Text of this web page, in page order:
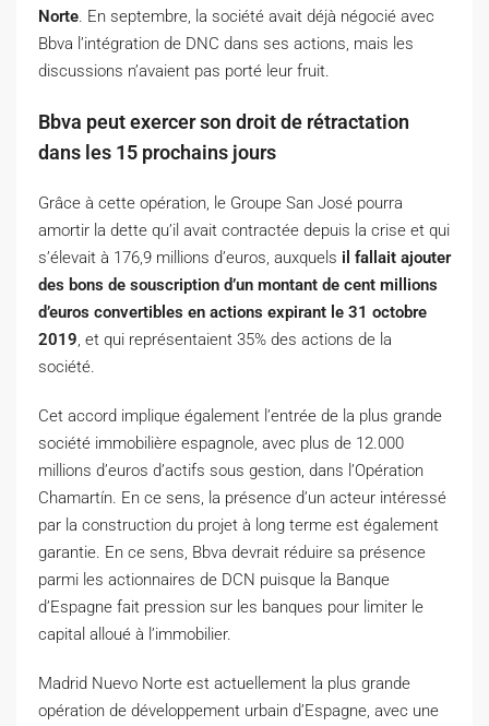
Norte . En septembre, la société avait déjà négocié avec
Bbva l’intégration de DNC dans ses actions, mais les
discussions n’avaient pas porté leur fruit.
Bbva peut exercer son droit de rétractation
dans les 15 prochains jours
Grâce à cette opération, le Groupe San José pourra
amortir la dette qu’il avait contractée depuis la crise et qui
s’élevait à 176,9 millions d’euros, auxquels il fallait ajouter
des bons de souscription d’un montant de cent millions
d’euros convertibles en actions expirant le 31 octobre
2019 , et qui représentaient 35% des actions de la
société.
Cet accord implique également l’entrée de la plus grande
société immobilière espagnole, avec plus de 12.000
millions d’euros d’actifs sous gestion, dans l’Opération
Chamartín. En ce sens, la présence d’un acteur intéressé
par la construction du projet à long terme est également
garantie. En ce sens, Bbva devrait réduire sa présence
parmi les actionnaires de DCN puisque la Banque
d’Espagne fait pression sur les banques pour limiter le
capital alloué à l’immobilier.
Madrid Nuevo Norte est actuellement la plus grande
opération de développement urbain d’Espagne, avec une